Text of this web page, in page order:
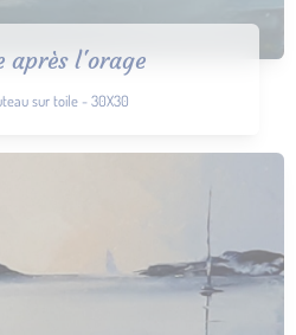
après l'orage
sur toile - 30X30